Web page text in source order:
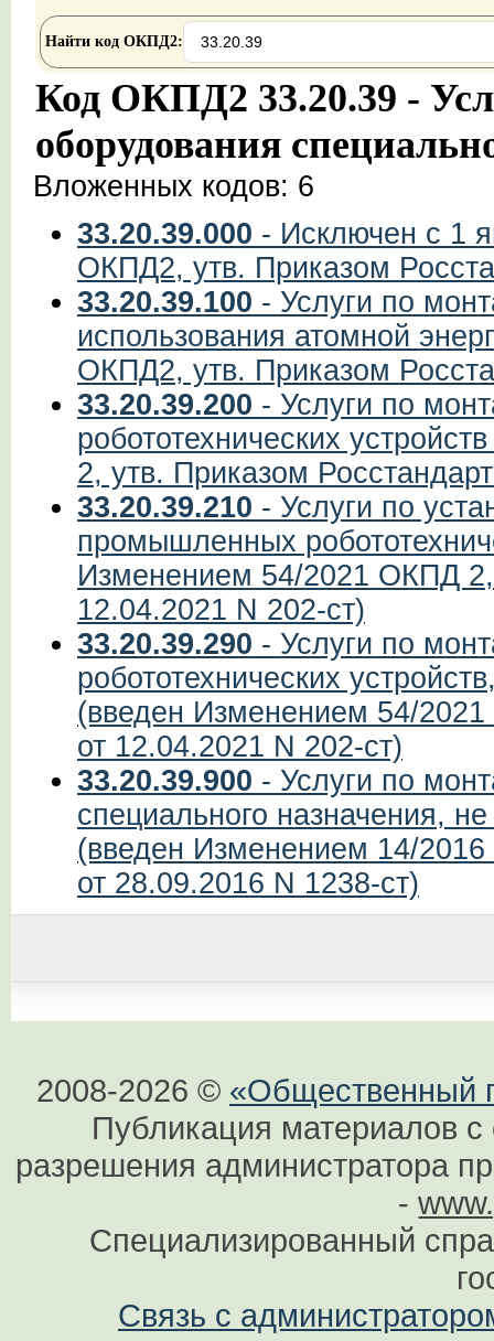
Найти код ОКПД2:
Код ОКПД2 33.20.39 -
оборудования
Вложенных кодов: 6
33.20.39.000 - Исключен с 1
ОКПД2, утв. Приказом
33.20.39.100 - Услуги по
использования атомной
ОКПД2, утв. Приказом
33.20.39.200 - Услуги по
робототехнических
2, утв. Приказом
33.20.39.210 - Услуги по
промышленных
Изменением 54/2021 ОКПД 2,
12.04.2021 N 202-ст)
33.20.39.290 - Услуги по
робототехнических
(введен Изменением 54/
от 12.04.2021 N 202-ст)
33.20.39.900 - Услуги по
специального назначения,
(введен Изменением 14/
от 28.09.2016 N 1238-ст)
2008-2026 © «Общественный
Публикация материалов
разрешения администратора
-
Специализированный
Связь с